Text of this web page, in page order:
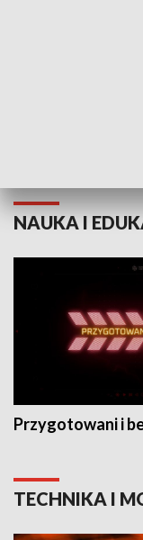
NAUKA I
Przygotowani i
TECHNIKA I